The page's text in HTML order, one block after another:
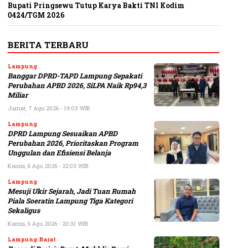
Bupati Pringsewu Tutup Karya Bakti TNI Kodim
0424/TGM 2026
BERITA TERBARU
Lampung
Banggar DPRD-TAPD Lampung Sepakati
Perubahan APBD 2026, SiLPA Naik Rp94,3
Miliar
Jumat, 7 Agu 2026 - 19:03 WIB
Lampung
DPRD Lampung Sesuaikan APBD
Perubahan 2026, Prioritaskan Program
Unggulan dan Efisiensi Belanja
Kamis, 6 Agu 2026 - 22:03 WIB
Lampung
Mesuji Ukir Sejarah, Jadi Tuan Rumah
Piala Soeratin Lampung Tiga Kategori
Sekaligus
Kamis, 6 Agu 2026 - 20:31 WIB
Lampung Barat